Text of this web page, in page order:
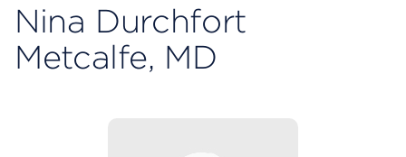
Nina Durchfort
Metcalfe, MD